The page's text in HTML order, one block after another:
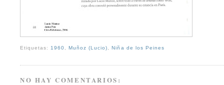
Etiquetas: 1960 ,Muñoz (Lucio) ,Niña de los Peines
NO HAY COMENTARIOS: